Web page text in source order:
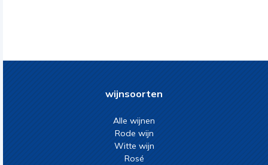
wijnsoorten
Alle wijnen
Rode wijn
Witte wijn
Rosé